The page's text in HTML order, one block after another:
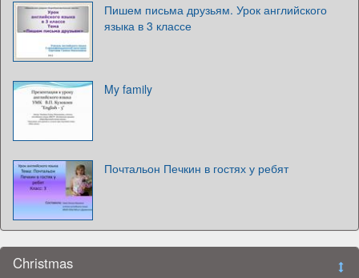
Пишем письма друзьям. Урок английского
языка в 3 классе
My family
Почтальон Печкин в гостях у ребят
Christmas